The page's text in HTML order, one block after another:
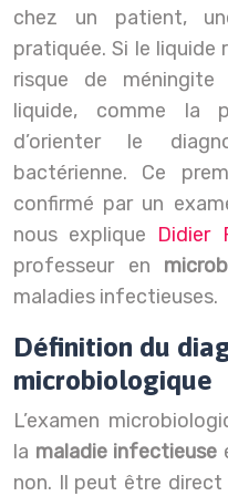
chez un patient,
pratiquée. Si le liquide
risque de méningite
liquide, comme la
d’orienter le
bactérienne. Ce
confirmé par un
nous explique Didier
professeur en
maladies infectieuses.
Définition du
microbiologique
L’examen
la maladie infectieuse
non. Il peut être direct